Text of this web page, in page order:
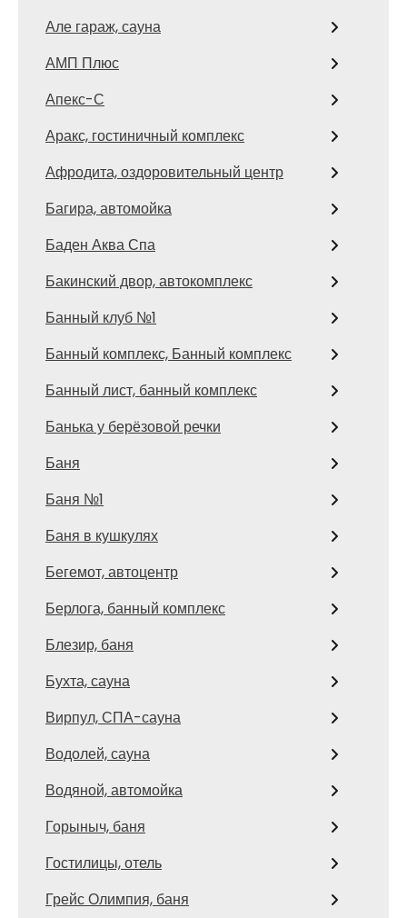
Але гараж, сауна
АМП Плюс
Апекс-С
Аракс, гостиничный комплекс
Афродита, оздоровительный центр
Багира, автомойка
Баден Аква Спа
Бакинский двор, автокомплекс
Банный клуб №1
Банный комплекс, Банный комплекс
Банный лист, банный комплекс
Банька у берёзовой речки
Баня
Баня №1
Баня в кушкулях
Бегемот, автоцентр
Берлога, банный комплекс
Блезир, баня
Бухта, сауна
Вирпул, СПА-сауна
Водолей, сауна
Водяной, автомойка
Горыныч, баня
Гостилицы, отель
Грейс Олимпия, баня